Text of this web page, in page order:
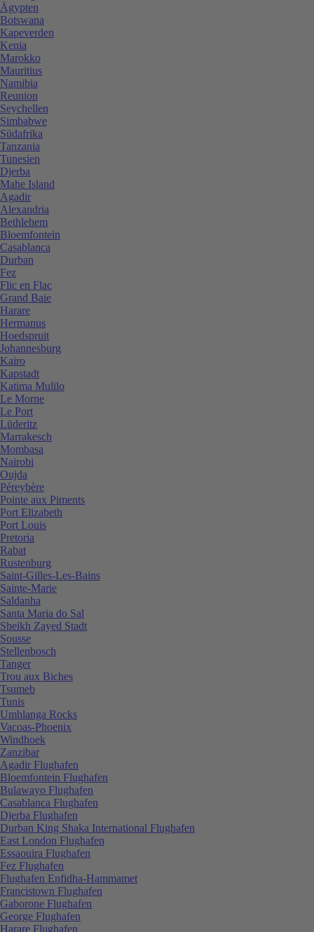
Ägypten
Botswana
Kapeverden
Kenia
Marokko
Mauritius
Namibia
Reunion
Seychellen
Simbabwe
Südafrika
Tanzania
Tunesien
Djerba
Mahe Island
Agadir
Alexandria
Bethlehem
Bloemfontein
Casablanca
Durban
Fez
Flic en Flac
Grand Baie
Harare
Hermanus
Hoedspruit
Johannesburg
Kairo
Kapstadt
Katima Mulilo
Le Morne
Le Port
Lüderitz
Marrakesch
Mombasa
Nairobi
Oujda
Péreybère
Pointe aux Piments
Port Elizabeth
Port Louis
Pretoria
Rabat
Rustenburg
Saint-Gilles-Les-Bains
Sainte-Marie
Saldanha
Santa Maria do Sal
Sheikh Zayed Stadt
Sousse
Stellenbosch
Tanger
Trou aux Biches
Tsumeb
Tunis
Umhlanga Rocks
Vacoas-Phoenix
Windhoek
Zanzibar
Agadir Flughafen
Bloemfontein Flughafen
Bulawayo Flughafen
Casablanca Flughafen
Djerba Flughafen
Durban King Shaka International Flughafen
East London Flughafen
Essaouira Flughafen
Fez Flughafen
Flughafen Enfidha-Hammamet
Francistown Flughafen
Gaborone Flughafen
George Flughafen
Harare Flughafen